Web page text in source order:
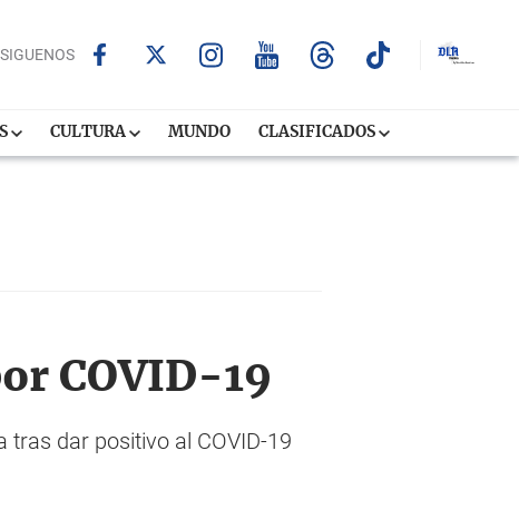
SIGUENOS
CULTURA MUNDO CLASIFICADOS
COVID-19
dar positivo al COVID-19